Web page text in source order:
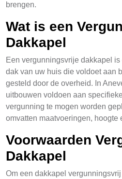
brengen.
Wat is een
Dakkapel
Een vergunningsvrije dakkapel
dak van uw huis die voldoet aan
gesteld door de overheid. In
uitbouwen voldoen aan
vergunning te mogen worden
omvatten maatvoeringen, hoogte
Voorwaarden
Dakkapel
Om een dakkapel